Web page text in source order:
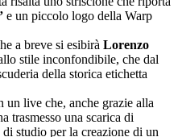
e un piccolo logo della Warp
a breve si esibirà Lorenzo
stile inconfondibile, che dal
della storica etichetta
live che, anche grazie alla
trasmesso una scarica di
di studio per la creazione di un